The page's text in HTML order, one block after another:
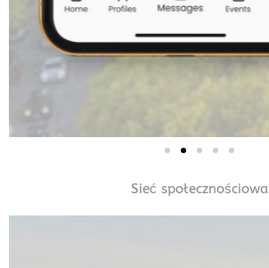
Sieć społecznościowa